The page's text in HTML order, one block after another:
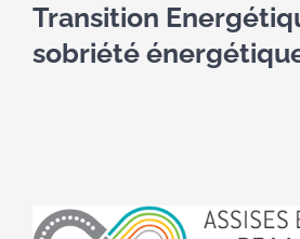
Agenda
Transition
sobriété